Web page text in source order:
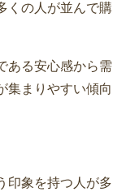
くの人が並んで購
ある安心感から需
集まりやすい傾向
印象を持つ人が多